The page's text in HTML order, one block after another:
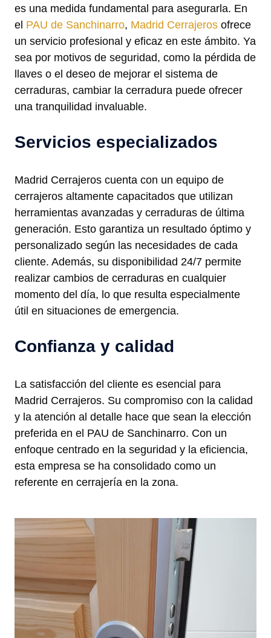
es una medida fundamental para asegurarla. En
el PAU de Sanchinarro, Madrid Cerrajeros ofrece
un servicio profesional y eficaz en este ámbito. Ya
sea por motivos de seguridad, como la pérdida de
llaves o el deseo de mejorar el sistema de
cerraduras, cambiar la cerradura puede ofrecer
una tranquilidad invaluable.
Servicios especializados
Madrid Cerrajeros cuenta con un equipo de
cerrajeros altamente capacitados que utilizan
herramientas avanzadas y cerraduras de última
generación. Esto garantiza un resultado óptimo y
personalizado según las necesidades de cada
cliente. Además, su disponibilidad 24/7 permite
realizar cambios de cerraduras en cualquier
momento del día, lo que resulta especialmente
útil en situaciones de emergencia.
Confianza y calidad
La satisfacción del cliente es esencial para
Madrid Cerrajeros. Su compromiso con la calidad
y la atención al detalle hace que sean la elección
preferida en el PAU de Sanchinarro. Con un
enfoque centrado en la seguridad y la eficiencia,
esta empresa se ha consolidado como un
referente en cerrajería en la zona.